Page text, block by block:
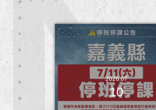
2026.07
10